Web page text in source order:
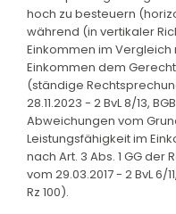
hoch zu besteuern
während (in vertikaler
Einkommen im
Einkommen dem
(ständige
28.11.2023 - 2 BvL 8/13,
Abweichungen vom
Leistungsfähigkeit im
nach Art. 3 Abs. 1 GG
vom 29.03.2017 - 2 BvL 6/
Rz 100).